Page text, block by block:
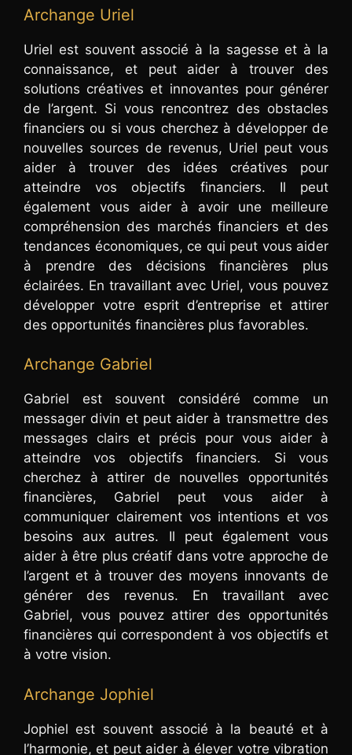
Archange Uriel
Uriel est souvent associé à la sagesse et à la
connaissance, et peut aider à trouver des
solutions créatives et innovantes pour générer
de l’argent. Si vous rencontrez des obstacles
financiers ou si vous cherchez à développer de
nouvelles sources de revenus, Uriel peut vous
aider à trouver des idées créatives pour
atteindre vos objectifs financiers. Il peut
également vous aider à avoir une meilleure
compréhension des marchés financiers et des
tendances économiques, ce qui peut vous aider
à prendre des décisions financières plus
éclairées. En travaillant avec Uriel, vous pouvez
développer votre esprit d’entreprise et attirer
des opportunités financières plus favorables.
Archange Gabriel
Gabriel est souvent considéré comme un
messager divin et peut aider à transmettre des
messages clairs et précis pour vous aider à
atteindre vos objectifs financiers. Si vous
cherchez à attirer de nouvelles opportunités
financières, Gabriel peut vous aider à
communiquer clairement vos intentions et vos
besoins aux autres. Il peut également vous
aider à être plus créatif dans votre approche de
l’argent et à trouver des moyens innovants de
générer des revenus. En travaillant avec
Gabriel, vous pouvez attirer des opportunités
financières qui correspondent à vos objectifs et
à votre vision.
Archange Jophiel
Jophiel est souvent associé à la beauté et à
l’harmonie, et peut aider à élever votre vibration